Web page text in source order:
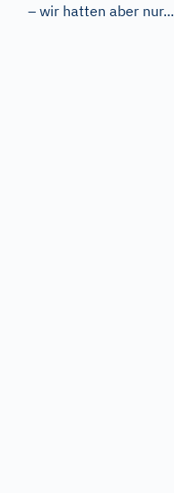
– wir hatten aber nur...